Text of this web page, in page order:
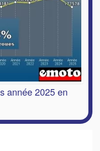
année 2025 en